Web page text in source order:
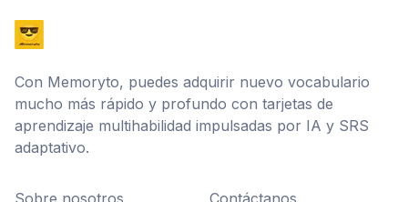
Con Memoryto, puedes adquirir nuevo vocabulario
mucho más rápido y profundo con tarjetas de
aprendizaje multihabilidad impulsadas por IA y SRS
adaptativo.